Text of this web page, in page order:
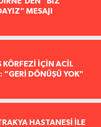
MESAJI
KÖRFEZİ İÇİN ACİL
“GERİ DÖNÜŞÜ YOK"
HASTANESİ İLE